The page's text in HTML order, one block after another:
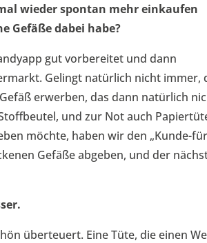
wieder spontan mehr einkaufen
Gefäße dabei habe?
gut vorbereitet und dann
Gelingt natürlich nicht immer,
erwerben, das dann natürlich
und zur Not auch
möchte, haben wir den „Kunde-
Gefäße abgeben, und der
überteuert. Eine Tüte, die einen